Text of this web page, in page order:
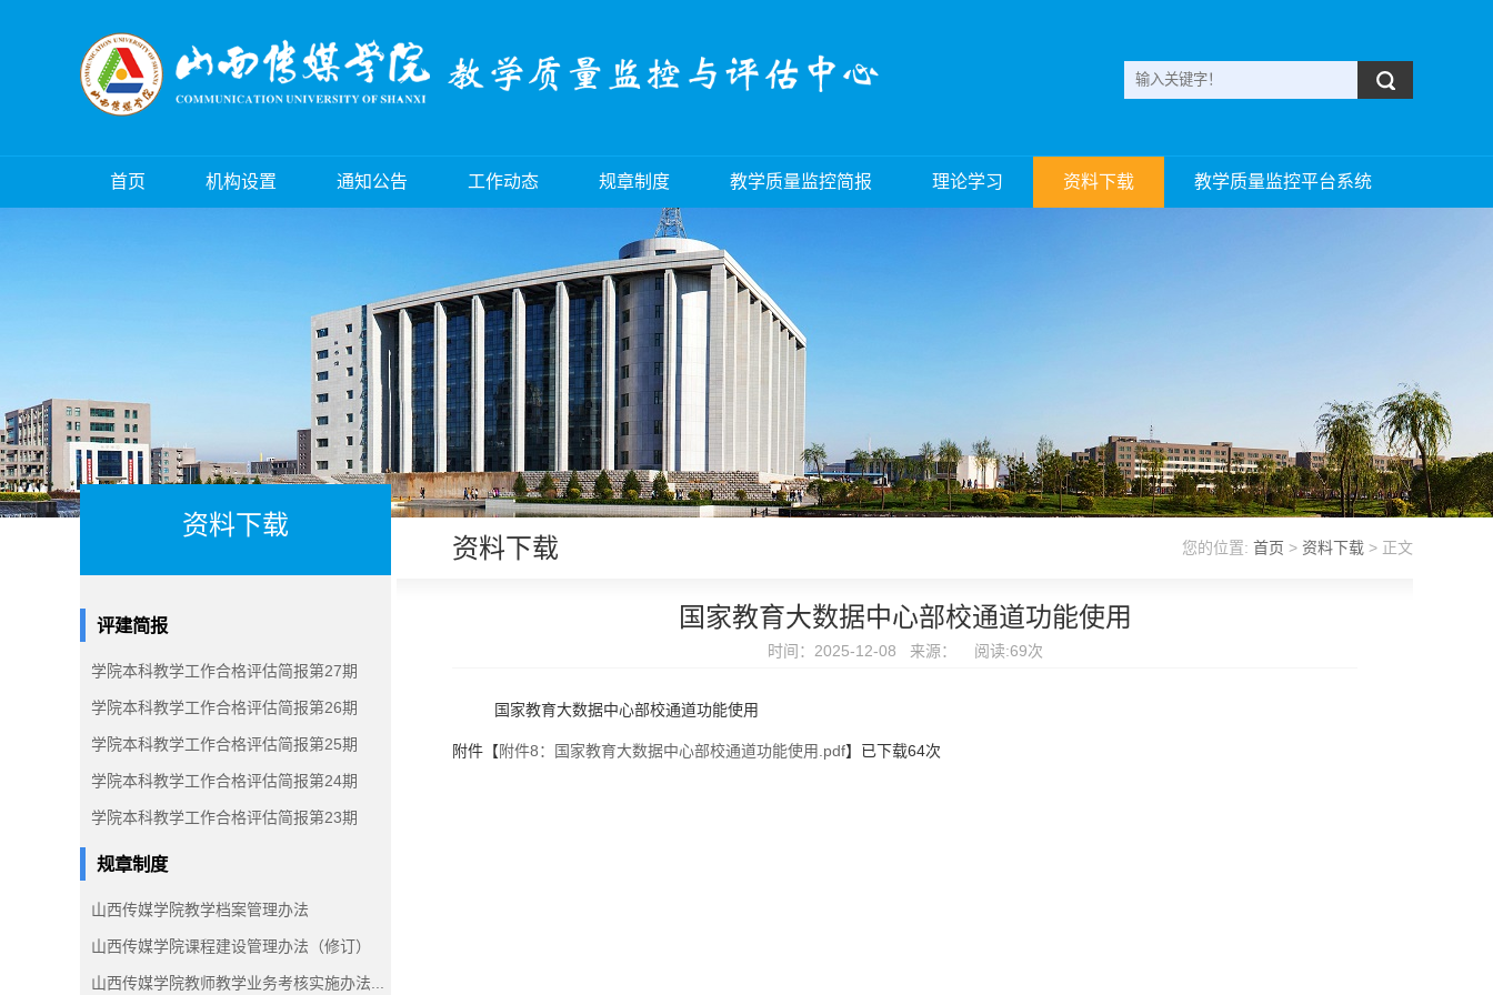
首页 机构设置 通知公告 工作动态 规章制度 教学质量监控简报 理论学习 资料下载 教学质量监控平台系统
资料下载
评建简报
学院本科教学工作合格评估简报第27期
学院本科教学工作合格评估简报第26期
学院本科教学工作合格评估简报第25期
学院本科教学工作合格评估简报第24期
学院本科教学工作合格评估简报第23期
规章制度
山西传媒学院教学档案管理办法
山西传媒学院课程建设管理办法（修订）
山西传媒学院教师教学业务考核实施办法...
资料下载 您的位置: 首页 > 资料下载 > 正文
国家教育大数据中心部校通道功能使用
时间：2025-12-08 来源： 阅读:69次
国家教育大数据中心部校通道功能使用
附件【附件8：国家教育大数据中心部校通道功能使用.pdf】已下载64次